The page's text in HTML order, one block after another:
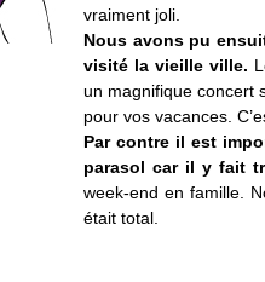
vraiment joli.
Nous avons pu
visité la vieille ville.
un magnifique concert
pour vos vacances.
Par contre il est
parasol car il y fait
week-end en famille.
était total.